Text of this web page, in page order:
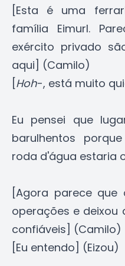
[Esta é uma
família Eimurl.
exército privado
aqui] (Camilo)
[Hoh-, está muito
Eu pensei que
barulhentos
roda d'água estaria
[Agora parece
operações e deixou
confiáveis] (Camilo)
[Eu entendo] (Eizou)